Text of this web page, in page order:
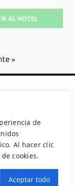
de
Al hacer clic
cookies.
Aceptar todo
IR AL HOTEL
»
Instagram
reservados.